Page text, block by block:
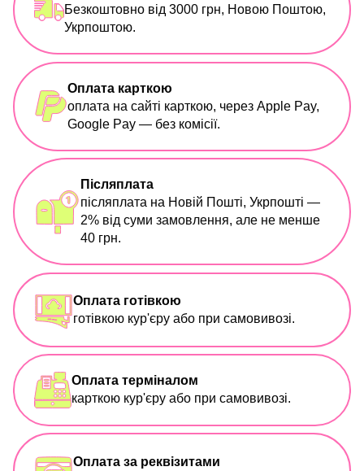
Безкоштовно від 3000 грн, Новою Поштою,
Укрпоштою.
Оплата карткою
оплата на сайті карткою, через Apple Pay,
Google Pay — без комісії.
Післяплата
післяплата на Новій Пошті, Укрпошті —
2% від суми замовлення, але не менше
40 грн.
Оплата готівкою
готівкою кур'єру або при самовивозі.
Оплата терміналом
карткою кур'єру або при самовивозі.
Оплата за реквізитами